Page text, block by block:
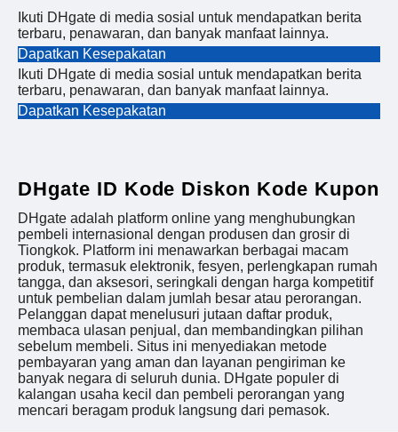
Ikuti DHgate di media sosial untuk mendapatkan berita
terbaru, penawaran, dan banyak manfaat lainnya.
Dapatkan Kesepakatan
Ikuti DHgate di media sosial untuk mendapatkan berita
terbaru, penawaran, dan banyak manfaat lainnya.
Dapatkan Kesepakatan
DHgate ID Kode Diskon Kode Kupon
DHgate adalah platform online yang menghubungkan
pembeli internasional dengan produsen dan grosir di
Tiongkok. Platform ini menawarkan berbagai macam
produk, termasuk elektronik, fesyen, perlengkapan rumah
tangga, dan aksesori, seringkali dengan harga kompetitif
untuk pembelian dalam jumlah besar atau perorangan.
Pelanggan dapat menelusuri jutaan daftar produk,
membaca ulasan penjual, dan membandingkan pilihan
sebelum membeli. Situs ini menyediakan metode
pembayaran yang aman dan layanan pengiriman ke
banyak negara di seluruh dunia. DHgate populer di
kalangan usaha kecil dan pembeli perorangan yang
mencari beragam produk langsung dari pemasok.